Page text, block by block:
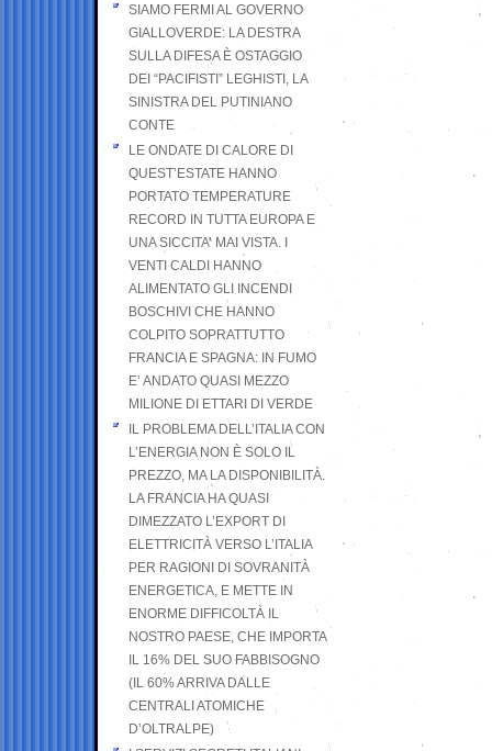
SIAMO FERMI AL GOVERNO
GIALLOVERDE: LA DESTRA
SULLA DIFESA È OSTAGGIO
DEI “PACIFISTI” LEGHISTI, LA
SINISTRA DEL PUTINIANO
CONTE
LE ONDATE DI CALORE DI
QUEST’ESTATE HANNO
PORTATO TEMPERATURE
RECORD IN TUTTA EUROPA E
UNA SICCITA’ MAI VISTA. I
VENTI CALDI HANNO
ALIMENTATO GLI INCENDI
BOSCHIVI CHE HANNO
COLPITO SOPRATTUTTO
FRANCIA E SPAGNA: IN FUMO
E’ ANDATO QUASI MEZZO
MILIONE DI ETTARI DI VERDE
IL PROBLEMA DELL’ITALIA CON
L’ENERGIA NON È SOLO IL
PREZZO, MA LA DISPONIBILITÀ.
LA FRANCIA HA QUASI
DIMEZZATO L’EXPORT DI
ELETTRICITÀ VERSO L’ITALIA
PER RAGIONI DI SOVRANITÀ
ENERGETICA, E METTE IN
ENORME DIFFICOLTÀ IL
NOSTRO PAESE, CHE IMPORTA
IL 16% DEL SUO FABBISOGNO
(IL 60% ARRIVA DALLE
CENTRALI ATOMICHE
D’OLTRALPE)